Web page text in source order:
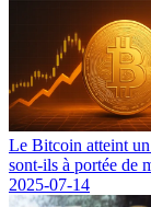
Le Bitcoin atteint
sont-ils à portée de
2025-07-14